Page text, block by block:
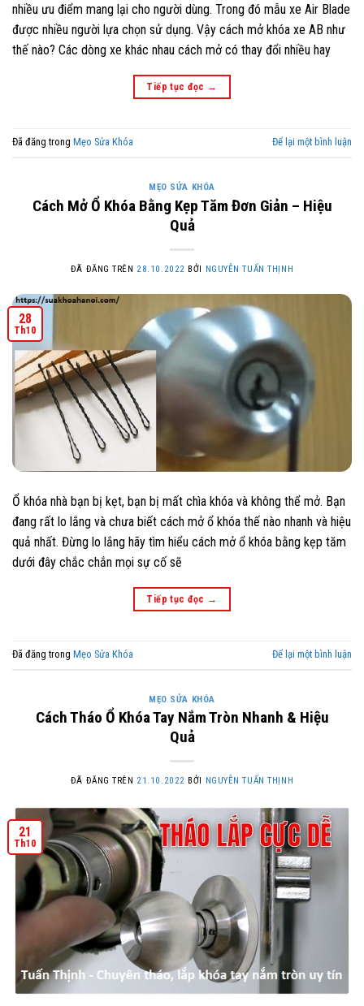
nhiều ưu điểm mang lại cho người dùng. Trong đó mẫu xe Air Blade
được nhiều người lựa chọn sử dụng. Vậy cách mở khóa xe AB như
thế nào? Các dòng xe khác nhau cách mở có thay đổi nhiều hay
Tiếp tục đọc →
Đã đăng trong Mẹo Sửa Khóa Để lại một bình luận
MẸO SỬA KHÓA
Cách Mở Ổ Khóa Bằng Kẹp Tăm Đơn Giản – Hiệu
Quả
ĐÃ ĐĂNG TRÊN 28.10.2022 BỞI NGUYỄN TUẤN THỊNH
28
Th10
Ổ khóa nhà bạn bị kẹt, bạn bị mất chìa khóa và không thể mở. Bạn
đang rất lo lắng và chưa biết cách mở ổ khóa thế nào nhanh và hiệu
quả nhất. Đừng lo lắng hãy tìm hiểu cách mở ổ khóa bằng kẹp tăm
dưới đây chắc chắn mọi sự cố sẽ
Tiếp tục đọc →
Đã đăng trong Mẹo Sửa Khóa Để lại một bình luận
MẸO SỬA KHÓA
Cách Tháo Ổ Khóa Tay Nắm Tròn Nhanh & Hiệu
Quả
ĐÃ ĐĂNG TRÊN 21.10.2022 BỞI NGUYỄN TUẤN THỊNH
21
Th10